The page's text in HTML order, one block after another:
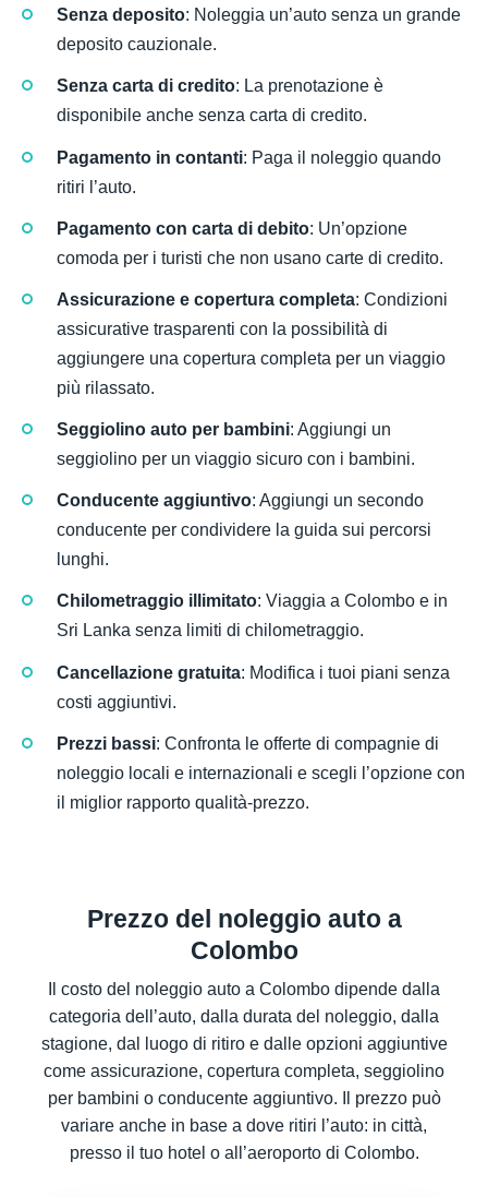
Senza deposito: Noleggia un’auto senza un grande
deposito cauzionale.
Senza carta di credito: La prenotazione è
disponibile anche senza carta di credito.
Pagamento in contanti: Paga il noleggio quando
ritiri l’auto.
Pagamento con carta di debito: Un’opzione
comoda per i turisti che non usano carte di credito.
Assicurazione e copertura completa: Condizioni
assicurative trasparenti con la possibilità di
aggiungere una copertura completa per un viaggio
più rilassato.
Seggiolino auto per bambini: Aggiungi un
seggiolino per un viaggio sicuro con i bambini.
Conducente aggiuntivo: Aggiungi un secondo
conducente per condividere la guida sui percorsi
lunghi.
Chilometraggio illimitato: Viaggia a Colombo e in
Sri Lanka senza limiti di chilometraggio.
Cancellazione gratuita: Modifica i tuoi piani senza
costi aggiuntivi.
Prezzi bassi: Confronta le offerte di compagnie di
noleggio locali e internazionali e scegli l’opzione con
il miglior rapporto qualità-prezzo.
Prezzo del noleggio auto a
Colombo
Il costo del noleggio auto a Colombo dipende dalla
categoria dell’auto, dalla durata del noleggio, dalla
stagione, dal luogo di ritiro e dalle opzioni aggiuntive
come assicurazione, copertura completa, seggiolino
per bambini o conducente aggiuntivo. Il prezzo può
variare anche in base a dove ritiri l’auto: in città,
presso il tuo hotel o all’aeroporto di Colombo.